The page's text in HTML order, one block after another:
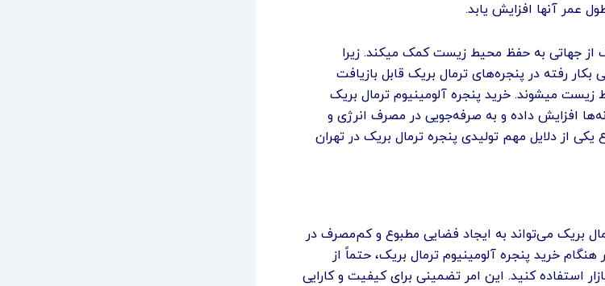
عمر آنها افزایش یابد.
از جهاتی به حفظ محیط زیست کمک میکند. زیرا
رفته در پنجره‌های ترمال بریک قابل بازیافت
میشوند. خرید پنجره آلومینیوم ترمال بریک
افزایش داده و به صرفه‌جویی در مصرف انرژی و
از دلایل مهم تولیدی پنجره ترمال بریک در تهران
بریک می‌تواند به ایجاد فضایی مطبوع و کم‌مصرف در
خرید پنجره آلومینیوم ترمال بریک، حتماً از
استفاده کنید. این امر تضمینی برای کیفیت و کارایی